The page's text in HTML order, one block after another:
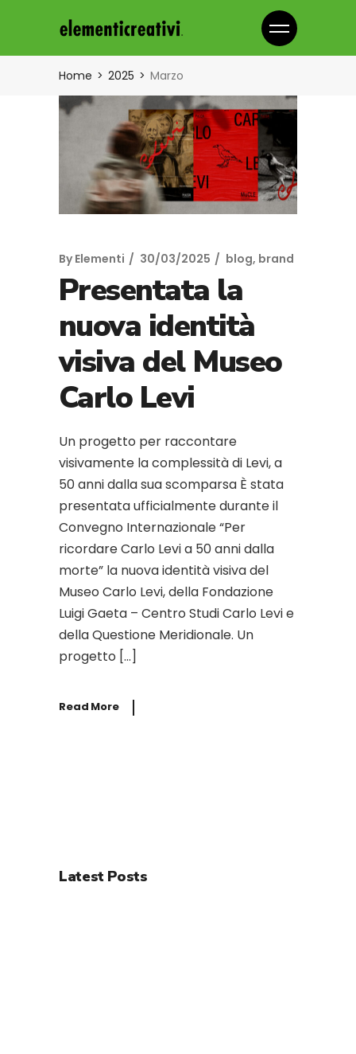
Home 2025 Marzo
By Elementi 30/03/2025 blog, brand
Presentata la
nuova identità
visiva del Museo
Carlo Levi
Un progetto per raccontare
visivamente la complessità di Levi, a
50 anni dalla sua scomparsa È stata
presentata ufficialmente durante il
Convegno Internazionale “Per
ricordare Carlo Levi a 50 anni dalla
morte” la nuova identità visiva del
Museo Carlo Levi, della Fondazione
Luigi Gaeta – Centro Studi Carlo Levi e
della Questione Meridionale. Un
progetto […]
Read More
Latest Posts